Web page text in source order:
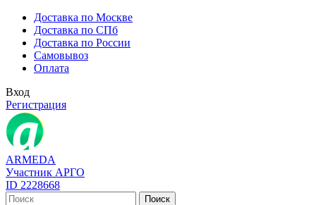
Доставка по Москве
Доставка по СПб
Доставка по России
Самовывоз
Оплата
Вход
Регистрация
ARMEDA
Участник АРГО
ID 2228668
Поиск